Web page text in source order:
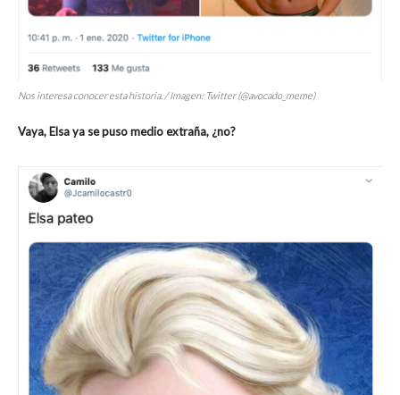
Nos interesa conocer esta historia. / Imagen: Twitter (@avocado_meme)
Vaya, Elsa ya se puso medio extraña, ¿no?